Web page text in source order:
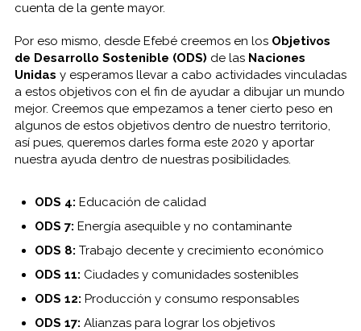
cuenta de la gente mayor.
Por eso mismo, desde Efebé creemos en los Objetivos
de Desarrollo Sostenible (ODS) de las Naciones
Unidas y esperamos llevar a cabo actividades vinculadas
a estos objetivos con el fin de ayudar a dibujar un mundo
mejor. Creemos que empezamos a tener cierto peso en
algunos de estos objetivos dentro de nuestro territorio,
así pues, queremos darles forma este 2020 y aportar
nuestra ayuda dentro de nuestras posibilidades.
ODS 4: Educación de calidad
ODS 7: Energía asequible y no contaminante
ODS 8: Trabajo decente y crecimiento económico
ODS 11: Ciudades y comunidades sostenibles
ODS 12: Producción y consumo responsables
ODS 17: Alianzas para lograr los objetivos